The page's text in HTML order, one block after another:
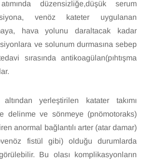
düzensizliğe,düşük serum
venöz kateter uygulanan
hava yolunu daraltacak kadar
ve solunum durmasına sebep
sırasında antikoagülan(pıhtışma
yerleştirilen katater takımı
delinme ve sönmeye (pnömotoraks)
anormal bağlantılı arter (atar damar)
fistül gibi) olduğu durumlarda
Bu olası komplikasyonların